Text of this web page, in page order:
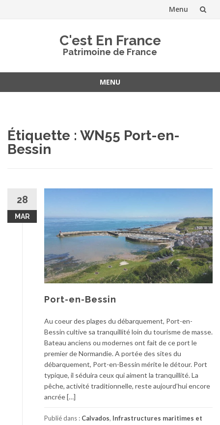
Menu
C'est En France
Patrimoine de France
MENU
Étiquette : WN55 Port-en-
Bessin
28
MAR
Port-en-Bessin
Au coeur des plages du débarquement, Port-en-
Bessin cultive sa tranquillité loin du tourisme de masse.
Bateau anciens ou modernes ont fait de ce port le
premier de Normandie. A portée des sites du
débarquement, Port-en-Bessin mérite le détour. Port
typique, il séduira ceux qui aiment la tranquillité. La
pêche, activité traditionnelle, reste aujourd’hui encore
ancrée […]
Publié dans : Calvados, Infrastructures maritimes et